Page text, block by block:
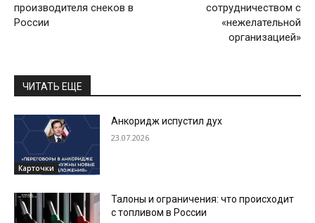
производителя снеков в
России
сотрудничеством с
«нежелательной
организацией»
ЧИТАТЬ ЕЩЕ
Карточки
Анкоридж испустил дух
23.07.2026
Талоны и ограничения: что происходит
с топливом в России